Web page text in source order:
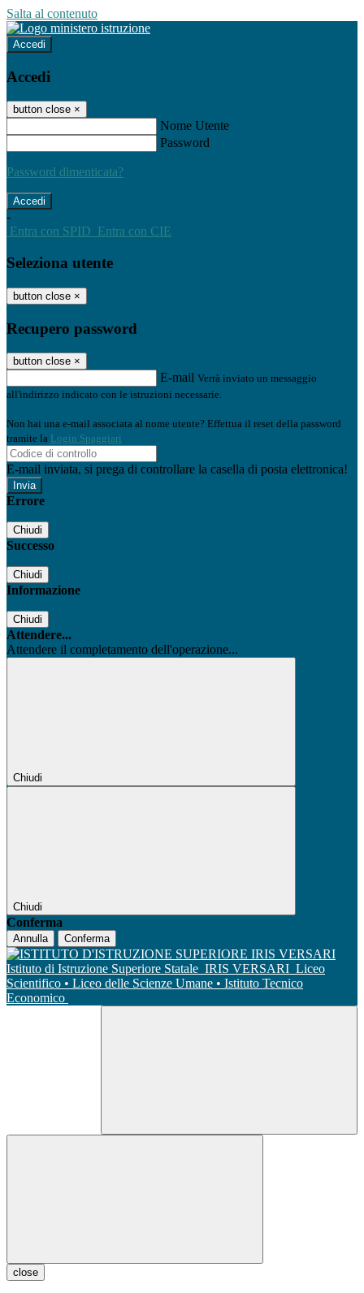
Salta al contenuto
Accedi
Accedi
button close ×
Nome Utente
Password
Password dimenticata?
-
Entra con SPID Entra con CIE
Seleziona utente
button close ×
Recupero password
button close ×
E-mail Verrà inviato un messaggio
all'indirizzo indicato con le istruzioni necessarie.
Non hai una e-mail associata al nome utente? Effettua il reset della password
tramite la Login Spaggiari
E-mail inviata, si prega di controllare la casella di posta elettronica!
Errore
Chiudi
Successo
Chiudi
Informazione
Chiudi
Attendere...
Attendere il completamento dell'operazione...
Chiudi
Chiudi
Conferma
Annulla Conferma
Istituto di Istruzione Superiore Statale IRIS VERSARI Liceo
Scientifico • Liceo delle Scienze Umane • Istituto Tecnico
Economico
close